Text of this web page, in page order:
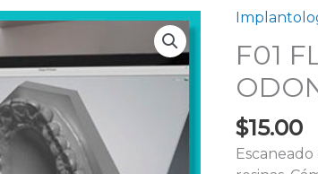
F01
$15.00
F01
FLUJO
DIGITAL
3D
cantidad